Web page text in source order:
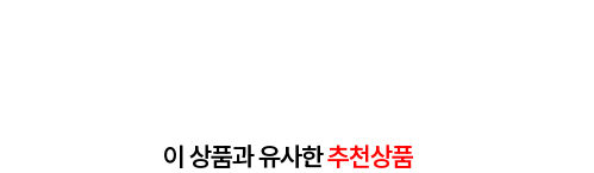
이 상품과 유사한추천상품